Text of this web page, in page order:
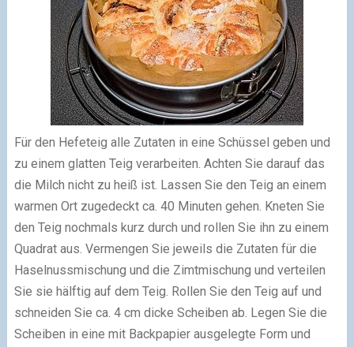
Für den Hefeteig alle Zutaten in eine Schüssel geben und
zu einem glatten Teig verarbeiten. Achten Sie darauf das
die Milch nicht zu heiß ist. Lassen Sie den Teig an einem
warmen Ort zugedeckt ca. 40 Minuten gehen. Kneten Sie
den Teig nochmals kurz durch und rollen Sie ihn zu einem
Quadrat aus. Vermengen Sie jeweils die Zutaten für die
Haselnussmischung und die Zimtmischung und verteilen
Sie sie hälftig auf dem Teig. Rollen Sie den Teig auf und
schneiden Sie ca. 4 cm dicke Scheiben ab. Legen Sie die
Scheiben in eine mit Backpapier ausgelegte Form und